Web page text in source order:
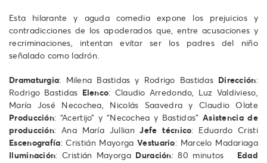
Esta hilarante y aguda comedia expone los prejuicios y
contradicciones de los apoderados que, entre acusaciones y
recriminaciones, intentan evitar ser los padres del niño
señalado como ladrón.
Dramaturgia: Milena Bastidas y Rodrigo Bastidas Dirección:
Rodrigo Bastidas Elenco: Claudio Arredondo, Luz Valdivieso,
María José Necochea, Nicolás Saavedra y Claudio Olate
Producción: “Acertijo” y “Necochea y Bastidas” Asistencia de
producción: Ana María JullianJefe técnico: Eduardo Cristi
Escenografía: Cristián MayorgaVestuario: Marcelo Madariaga
Iluminación: Cristián Mayorga Duración: 80 minutos Edad